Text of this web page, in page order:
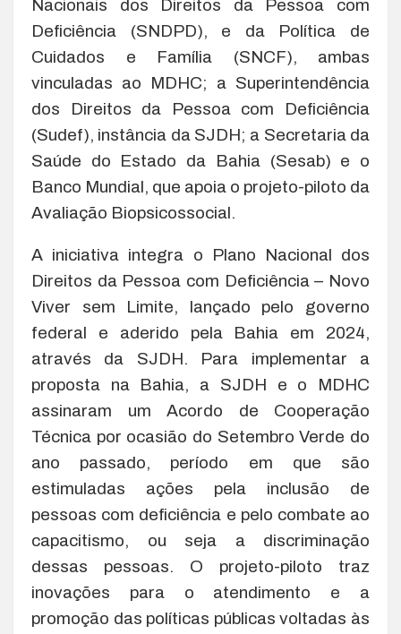
Nacionais dos Direitos da Pessoa com
Deficiência (SNDPD), e da Política de
Cuidados e Família (SNCF), ambas
vinculadas ao MDHC; a Superintendência
dos Direitos da Pessoa com Deficiência
(Sudef), instância da SJDH; a Secretaria da
Saúde do Estado da Bahia (Sesab) e o
Banco Mundial, que apoia o projeto-piloto da
Avaliação Biopsicossocial.
A iniciativa integra o Plano Nacional dos
Direitos da Pessoa com Deficiência – Novo
Viver sem Limite, lançado pelo governo
federal e aderido pela Bahia em 2024,
através da SJDH. Para implementar a
proposta na Bahia, a SJDH e o MDHC
assinaram um Acordo de Cooperação
Técnica por ocasião do Setembro Verde do
ano passado, período em que são
estimuladas ações pela inclusão de
pessoas com deficiência e pelo combate ao
capacitismo, ou seja a discriminação
dessas pessoas. O projeto-piloto traz
inovações para o atendimento e a
promoção das políticas públicas voltadas às